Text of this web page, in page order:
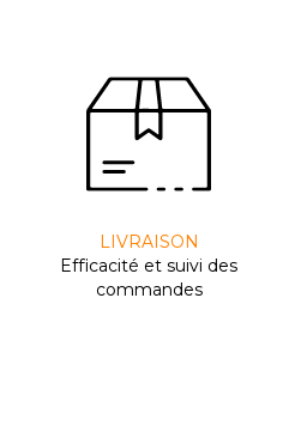
LIVRAISON
Efﬁcacité et suivi des
commandes